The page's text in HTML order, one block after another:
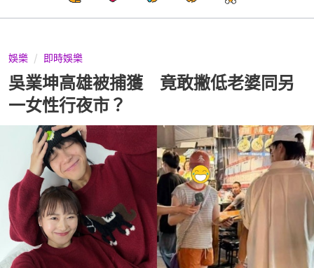
娛樂 即時娛樂
吳業坤高雄被捕獲 竟敢撇低老婆同另
一女性行夜市？